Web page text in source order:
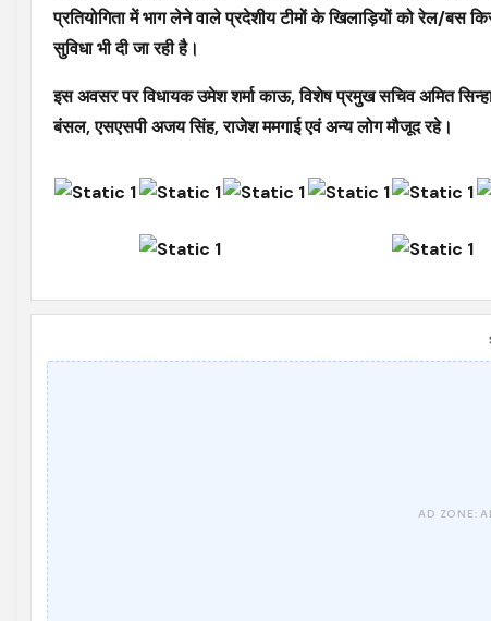
प्रतियोगिता में भाग लेने वाले प्रदेशीय टीमों के खिलाड़ियों को रेल/बस
सुविधा भी दी जा रही है।
इस अवसर पर विधायक उमेश शर्मा काऊ, विशेष प्रमुख सचिव अमित
बंसल, एसएसपी अजय सिंह, राजेश ममगाई एवं अन्य लोग मौजूद रहे।